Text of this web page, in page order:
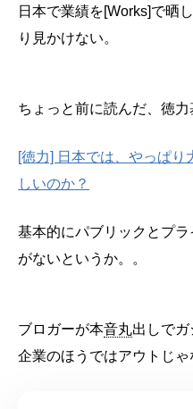
日本で業績を[Works]で晒
り見かけない。
ちょっと前に読んだ、徳力
[徳力] 日本では、やっぱ
しいのか？
基本的にパブリックとプ
がないというか。。
ブロガーが本音丸出しでガ
企業のほうではアウトじゃ